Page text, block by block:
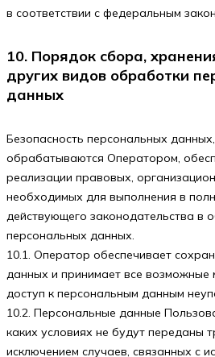
в соответствии с федеральным
10. Порядок сбора,
других видов обработки
данных
Безопасность персональных
обрабатываются Оператором,
реализации правовых,
необходимых для выполнения в
действующего законодательства в
персональных данных.
10.1. Оператор обеспечивает
данных и принимает все
доступ к персональным данным
10.2. Персональные данные
каких условиях не будут переданы
исключением случаев, связанных с